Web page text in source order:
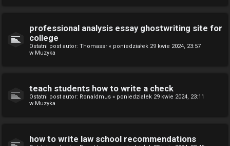
professional analysis essay ghostwriting site for
college
Ostatni post autor: Thomassr « poniedziałek 29 kwie 2024, 23:57
w Muzyka
teach students how to write a check
Ostatni post autor: Ronaldmus « poniedziałek 29 kwie 2024, 23:11
w Muzyka
how to write law school recommendations